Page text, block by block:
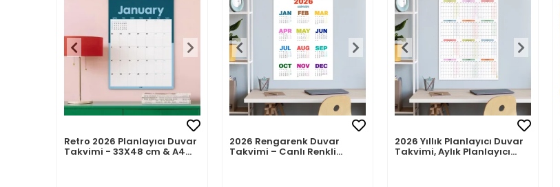
Retro 2026 Planlayıcı Duvar
Takvimi - 33X48 cm & A4
2026 Rengarenk Duvar
Takvimi – Canlı Renkli
2026 Yıllık Planlayıcı Duvar
Takvimi, Aylık Planlayıcı